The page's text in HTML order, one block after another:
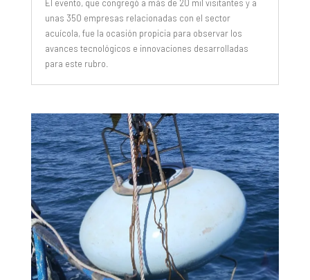
El evento, que congregó a más de 20 mil visitantes y a
unas 350 empresas relacionadas con el sector
acuícola, fue la ocasión propicia para observar los
avances tecnológicos e innovaciones desarrolladas
para este rubro.